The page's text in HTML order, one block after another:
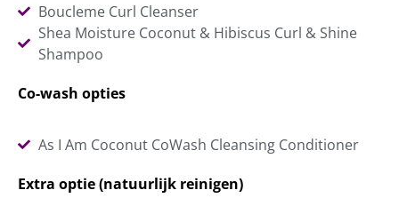
Boucleme Curl Cleanser
Shea Moisture Coconut & Hibiscus Curl & Shine
Shampoo
Co-wash opties
As I Am Coconut CoWash Cleansing Conditioner
Extra optie (natuurlijk reinigen)